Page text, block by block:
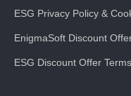
ESG Privacy Policy &
EnigmaSoft Discount
ESG Discount Offer Terms